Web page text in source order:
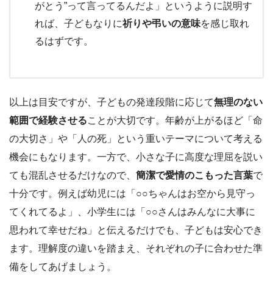
がとう”って言ってるんだよ」というように説明す
れば、子どもなりに祈りや弔いの意味を感じ取れ
るはずです。
以上は目安ですが、子どもの発達段階に応じて無理のない
範囲で経験させることが大切です。年齢が上がるほど「命
の大切さ」や「人の死」という重いテーマについて考える
機会にもなります。一方で、小さな子に高度な理屈を説い
ても混乱させるだけなので、 簡潔で愛情のこもった言葉で
十分です。例えば幼児には「○○ちゃんはお空から見守っ
てくれてるよ」、小学生には「○○さんはみんなに大事に
思われて幸せだね」と伝えるだけでも、子どもは安心でき
ます。理解度の違いを踏まえ、それぞれの子に合わせた準
備をしてあげましょう。